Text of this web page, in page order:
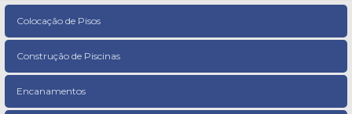
Colocação de Pisos
Construção de Piscinas
Encanamentos